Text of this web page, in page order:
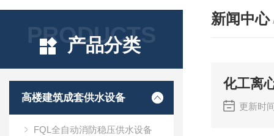
PRODUCTS
产品分类
高楼建筑成套供水设备
FQL全自动消防稳压供水设备
新闻中心
化工离
更新时